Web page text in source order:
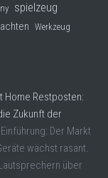
spielzeug
Werkzeug
Home Restposten:
Zukunft der
Einführung: Der Markt
wächst rasant.
über